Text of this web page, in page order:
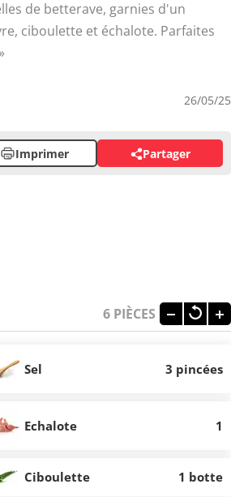
de betterave, garnies d'un
ciboulette et échalote. Parfaites
26/05/25
Imprimer Partager
6 PIÈCES
Sel 3 pincées
Echalote 1
Ciboulette 1 botte